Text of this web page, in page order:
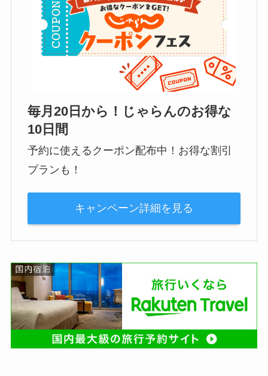
毎月20日から！じゃらんのお得な
10日間
予約に使えるクーポン配布中！お得な割引
プランも！
キャンペーン詳細を見る